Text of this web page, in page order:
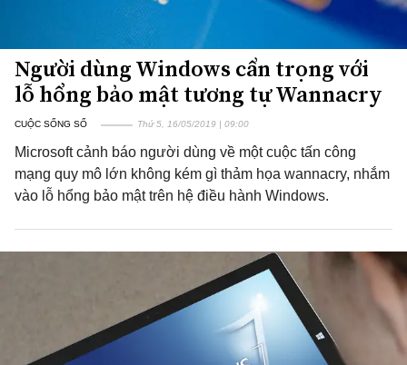
Người dùng Windows cẩn trọng với
lỗ hổng bảo mật tương tự Wannacry
CUỘC SỐNG SỐ Thứ 5, 16/05/2019 | 09:00
Microsoft cảnh báo người dùng về một cuộc tấn công
mạng quy mô lớn không kém gì thảm họa wannacry, nhắm
vào lỗ hổng bảo mật trên hệ điều hành Windows.